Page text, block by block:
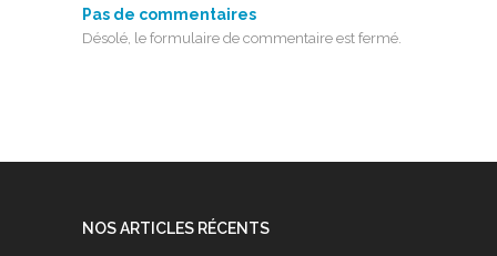
Pas de commentaires
Désolé, le formulaire de commentaire est fermé.
NOS ARTICLES RÉCENTS